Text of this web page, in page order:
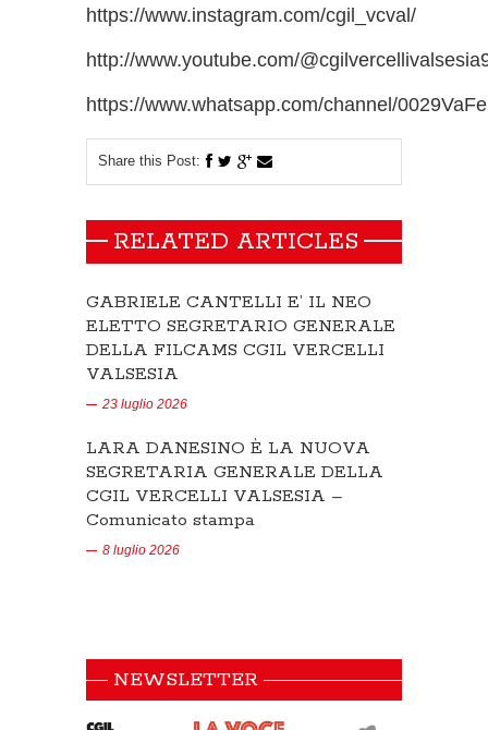
https://www.instagram.com/cgil_vcval/
http://www.youtube.com/
https://www.whatsapp.com/channel/
Share this Post:
RELATED ARTICLES
GABRIELE CANTELLI E’ IL NEO
ELETTO SEGRETARIO GENERALE
DELLA FILCAMS CGIL VERCELLI
VALSESIA
23 luglio 2026
LARA DANESINO È LA NUOVA
SEGRETARIA GENERALE DELLA
CGIL VERCELLI VALSESIA –
Comunicato stampa
8 luglio 2026
NEWSLETTER